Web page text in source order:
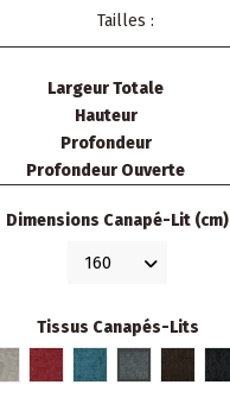
Tailles :
Largeur Totale
Hauteur
Profondeur
Profondeur Ouverte
Dimensions Canapé-Lit (cm)
Tissus Canapés-Lits
Sable 03Cerise 14Vert d'eau 17
Nuage 23